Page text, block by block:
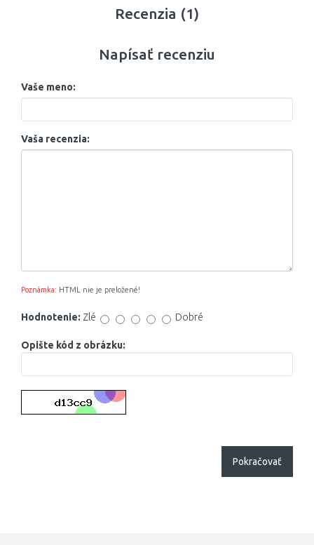
Recenzia (1)
Napísať recenziu
Vaše meno:
Vaša recenzia:
Poznámka: HTML nie je preložené!
Hodnotenie: Zlé Dobré
Opište kód z obrázku:
Pokračovať